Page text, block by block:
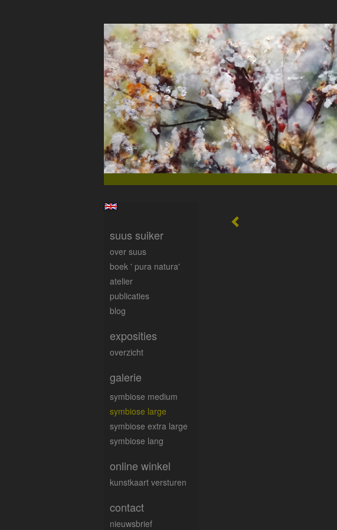
suus suiker
over suus
boek ' pura natura'
atelier
publicaties
blog
exposities
overzicht
galerie
symbiose medium
symbiose large
symbiose extra large
symbiose lang
online winkel
kunstkaart versturen
contact
nieuwsbrief